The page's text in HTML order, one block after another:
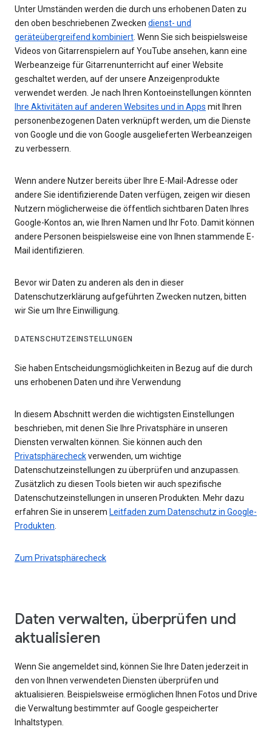
Unter Umständen werden die durch uns erhobenen Daten zu
den oben beschriebenen Zwecken dienst- und
geräteübergreifend kombiniert . Wenn Sie sich beispielsweise
Videos von Gitarrenspielern auf YouTube ansehen, kann eine
Werbeanzeige für Gitarrenunterricht auf einer Website
geschaltet werden, auf der unsere Anzeigenprodukte
verwendet werden. Je nach Ihren Kontoeinstellungen könnten
Ihre Aktivitäten auf anderen Websites und in Apps mit Ihren
personenbezogenen Daten verknüpft werden, um die Dienste
von Google und die von Google ausgelieferten Werbeanzeigen
zu verbessern.
Wenn andere Nutzer bereits über Ihre E-Mail-Adresse oder
andere Sie identifizierende Daten verfügen, zeigen wir diesen
Nutzern möglicherweise die öffentlich sichtbaren Daten Ihres
Google-Kontos an, wie Ihren Namen und Ihr Foto. Damit können
andere Personen beispielsweise eine von Ihnen stammende E-
Mail identifizieren.
Bevor wir Daten zu anderen als den in dieser
Datenschutzerklärung aufgeführten Zwecken nutzen, bitten
wir Sie um Ihre Einwilligung.
DATENSCHUTZEINSTELLUNGEN
Sie haben Entscheidungsmöglichkeiten in Bezug auf die durch
uns erhobenen Daten und ihre Verwendung
In diesem Abschnitt werden die wichtigsten Einstellungen
beschrieben, mit denen Sie Ihre Privatsphäre in unseren
Diensten verwalten können. Sie können auch den
Privatsphärecheckverwenden, um wichtige
Datenschutzeinstellungen zu überprüfen und anzupassen.
Zusätzlich zu diesen Tools bieten wir auch spezifische
Datenschutzeinstellungen in unseren Produkten. Mehr dazu
erfahren Sie in unserem Leitfaden zum Datenschutz in Google-
Produkten
Zum Privatsphärecheck
Daten verwalten, überprüfen und
aktualisieren
Wenn Sie angemeldet sind, können Sie Ihre Daten jederzeit in
den von Ihnen verwendeten Diensten überprüfen und
aktualisieren. Beispielsweise ermöglichen Ihnen Fotos und Drive
die Verwaltung bestimmter auf Google gespeicherter
Inhaltstypen.